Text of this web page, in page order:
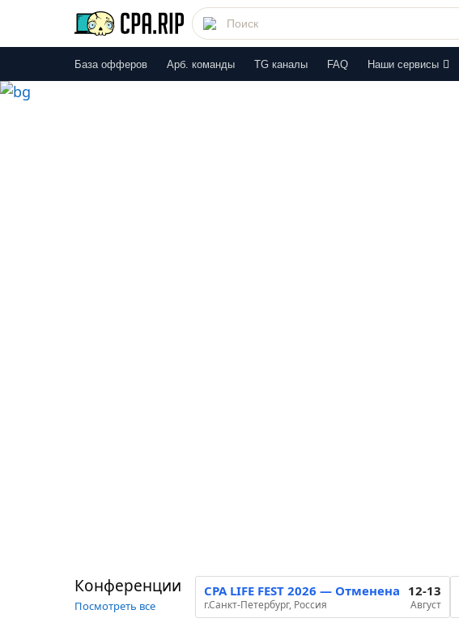
База офферов Арб. команды TG каналы FAQ Наши сервисы
Конференции
Посмотреть все
CPA LIFE FEST 2026 — Отменена
г.Санкт-Петербург, Россия
12-13
Август